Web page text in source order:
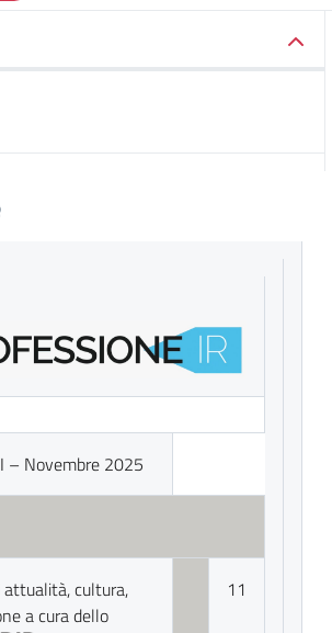
– Novembre 2025
attualità, cultura,
a cura dello
11